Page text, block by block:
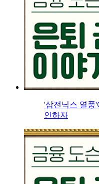
'삼전닉스 열풍
인하자